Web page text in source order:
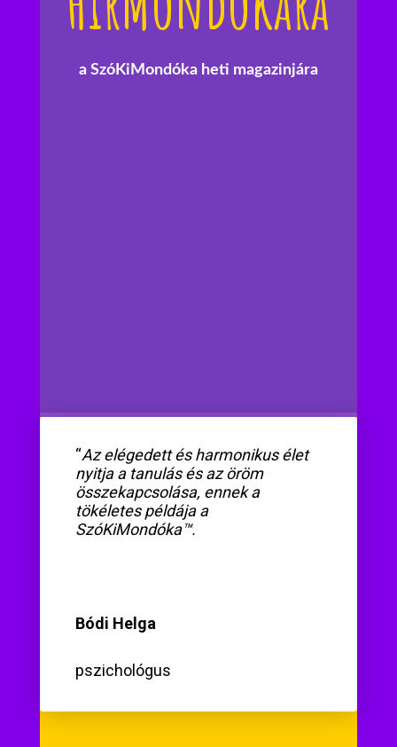
a SzóKiMondóka heti magazinjára
“Az elégedett és harmonikus élet
nyitja a tanulás és az öröm
összekapcsolása, ennek a
tökéletes példája a
SzóKiMondóka™.
Bódi Helga
pszichológus